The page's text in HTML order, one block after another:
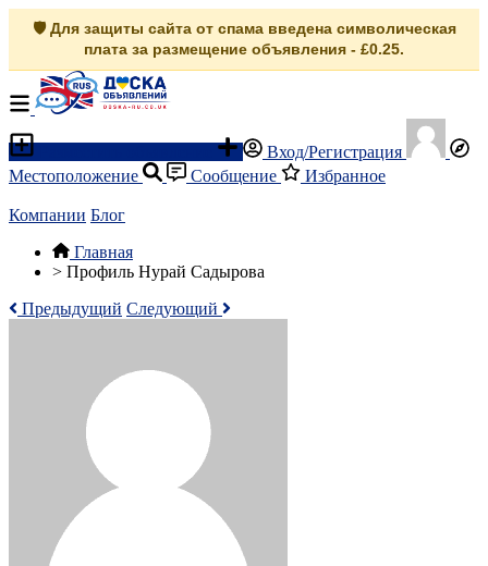
🛡️ Для защиты сайта от спама введена символическая
плата за размещение объявления - £0.25.
Вход/Регистрация
Местоположение
Сообщение Избранное
Компании Блог
Главная
> Профиль Нурай Садырова
Предыдущий Следующий